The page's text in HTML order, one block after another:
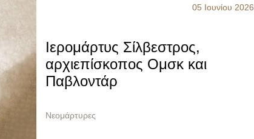
05 Ιουνίου 2026
Ιερομάρτυς Σίλβεστρος,
αρχιεπίσκοπος Ομσκ και
Παβλοντάρ
Nεομάρτυρες